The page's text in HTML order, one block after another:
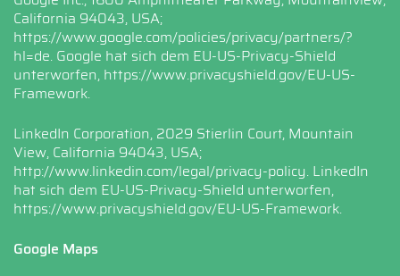
California 94043, USA;
https://www.google.com/policies/privacy/partners/?
hl=de. Google hat sich dem EU-US-Privacy-Shield
unterworfen, https://www.privacyshield.gov/EU-US-
Framework.
LinkedIn Corporation, 2029 Stierlin Court, Mountain
View, California 94043, USA;
http://www.linkedin.com/legal/privacy-policy. LinkedIn
hat sich dem EU-US-Privacy-Shield unterworfen,
https://www.privacyshield.gov/EU-US-Framework.
Google Maps